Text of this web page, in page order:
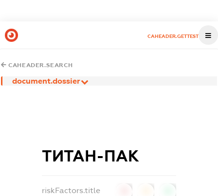
CAHEADER.GETTEST
CAHEADER.SEARCH
document.dossier
ТИТАН-ПАК
riskFactors.title